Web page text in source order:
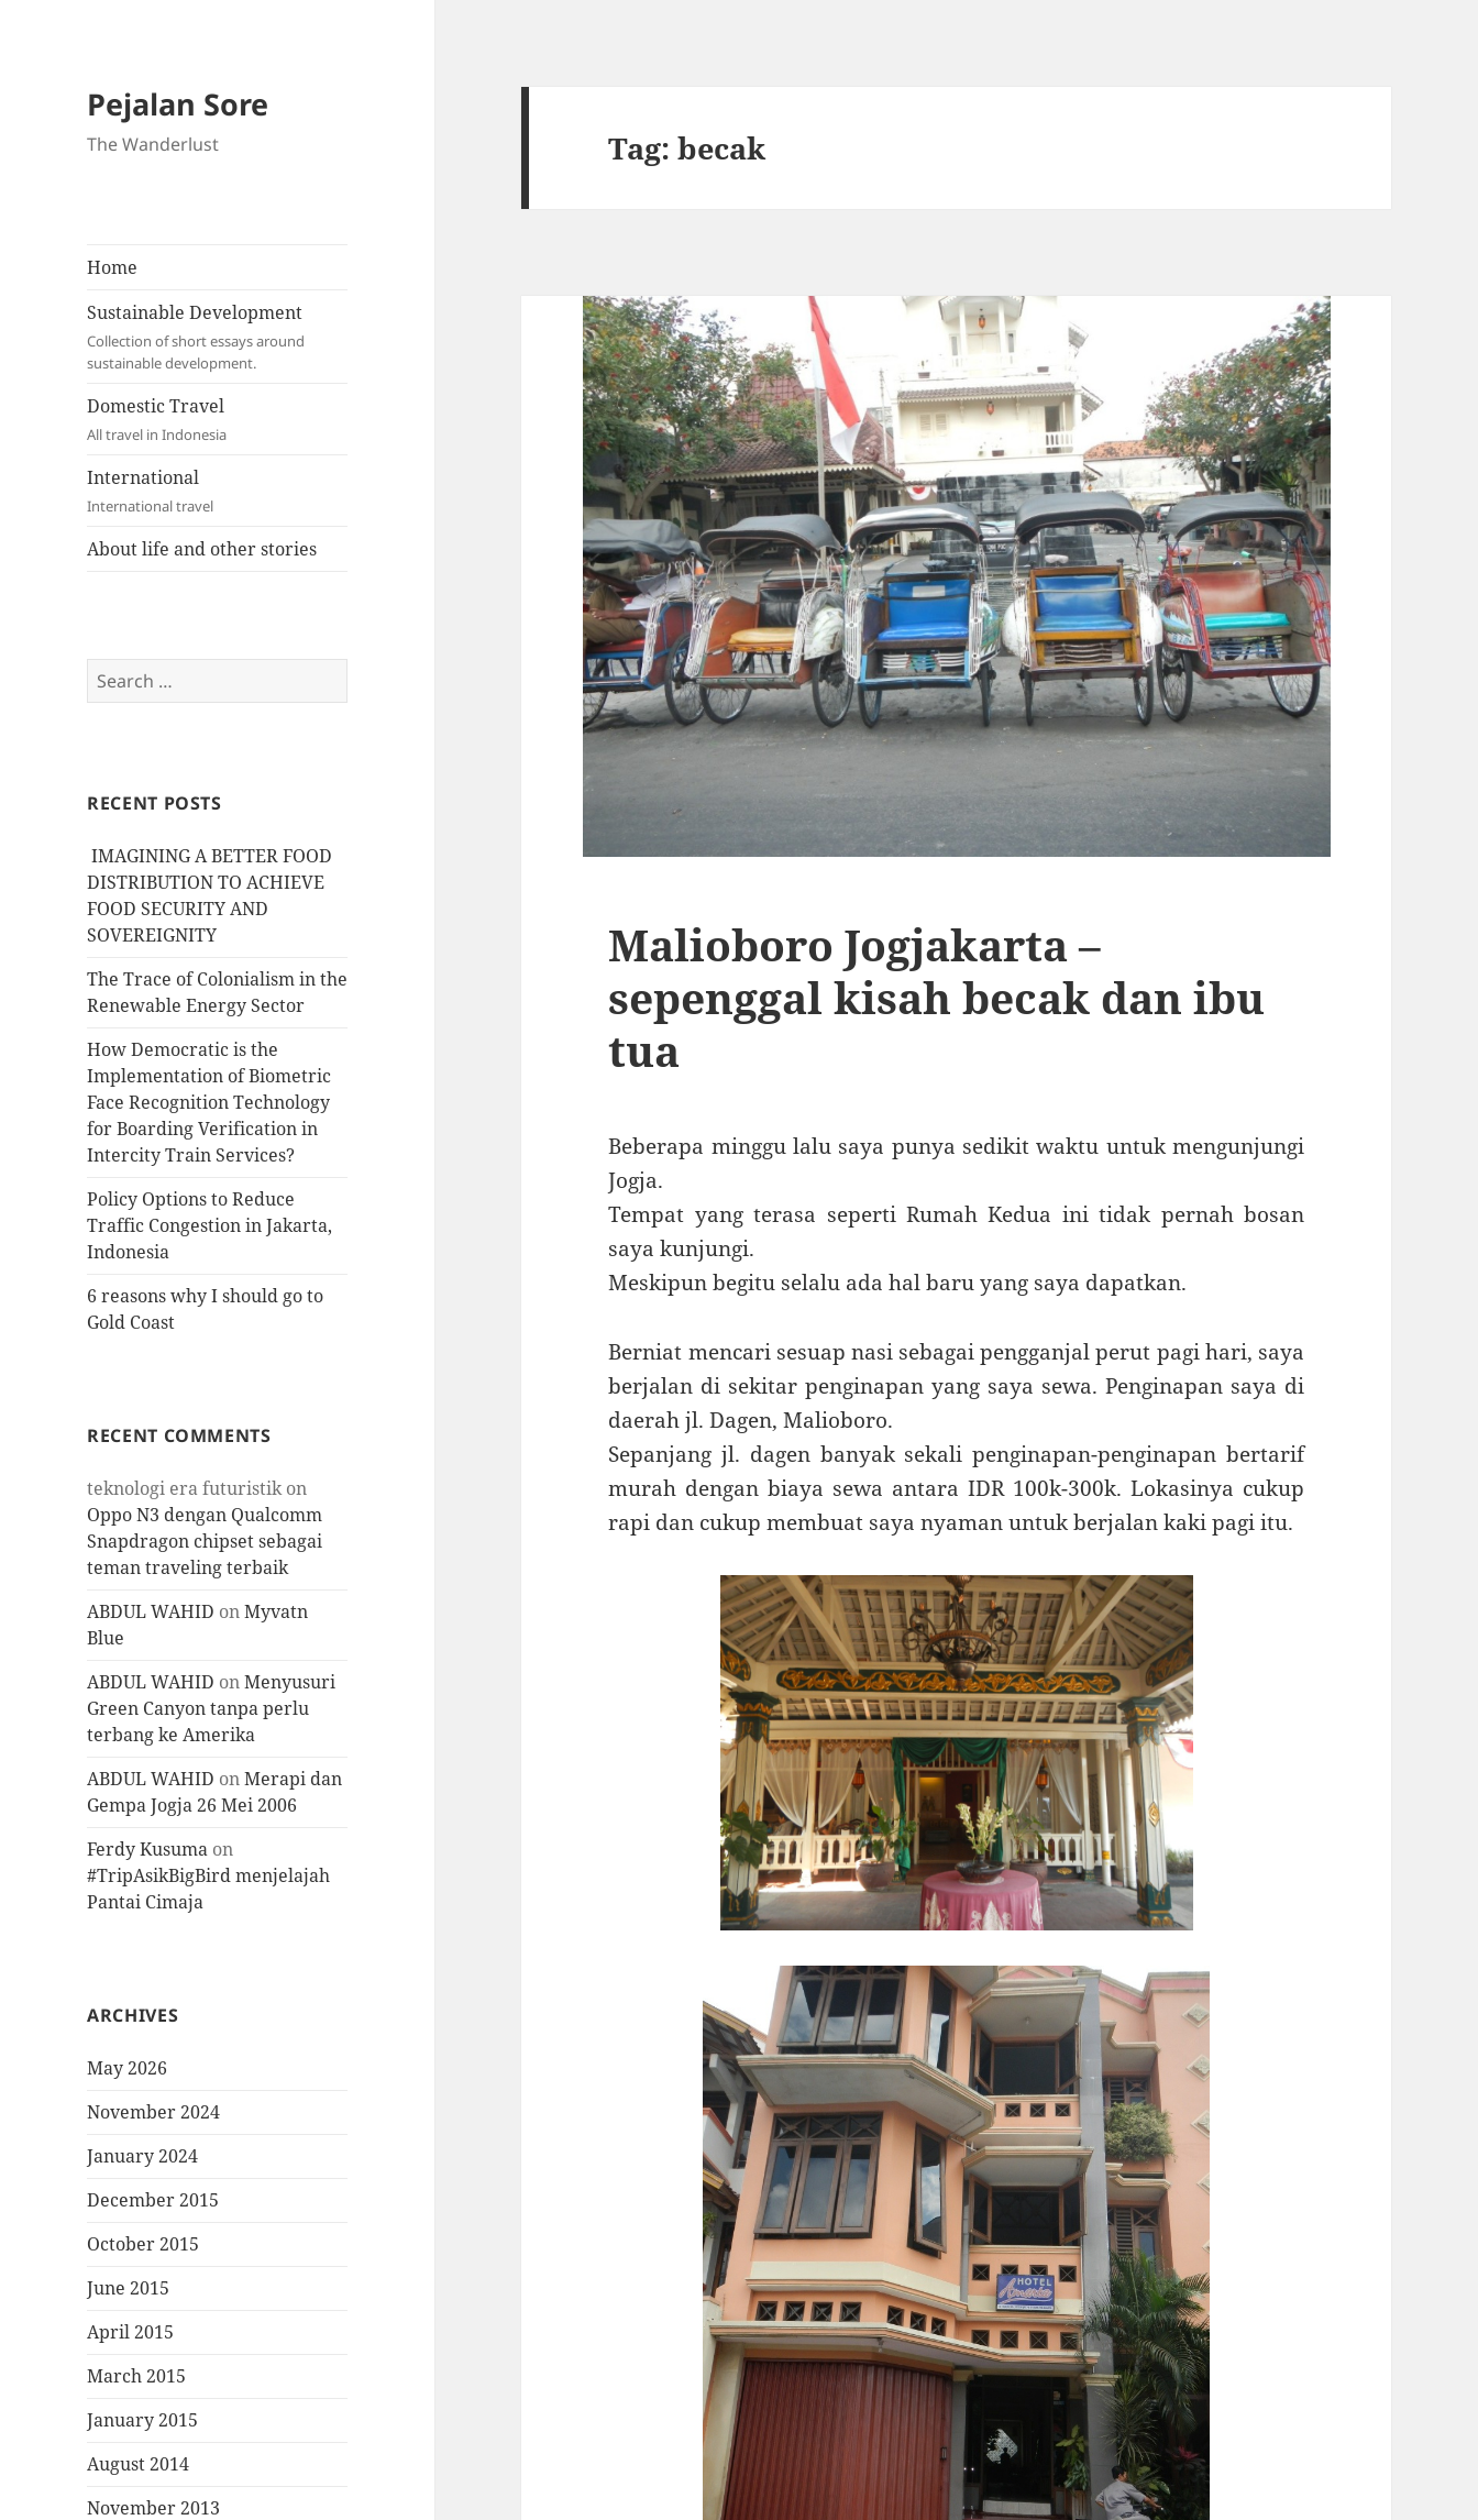
Pejalan Sore
The Wanderlust
Home
Sustainable Development
Collection of short essays around
sustainable development.
Domestic Travel
All travel in Indonesia
International
International travel
About life and other stories
Search
for:
RECENT POSTS
IMAGINING A BETTER FOOD
DISTRIBUTION TO ACHIEVE
FOOD SECURITY AND
SOVEREIGNITY
The Trace of Colonialism in the
Renewable Energy Sector
How Democratic is the
Implementation of Biometric
Face Recognition Technology
for Boarding Verification in
Intercity Train Services?
Policy Options to Reduce
Traffic Congestion in Jakarta,
Indonesia
6 reasons why I should go to
Gold Coast
RECENT COMMENTS
teknologi era futuristikon
Oppo N3 dengan Qualcomm
Snapdragon chipset sebagai
teman traveling terbaik
ABDUL WAHID onMyvatn
Blue
ABDUL WAHID onMenyusuri
Green Canyon tanpa perlu
terbang ke Amerika
ABDUL WAHID onMerapi dan
Gempa Jogja 26 Mei 2006
Ferdy Kusuma on
#TripAsikBigBird menjelajah
Pantai Cimaja
ARCHIVES
May 2026
November 2024
January 2024
December 2015
October 2015
June 2015
April 2015
March 2015
January 2015
August 2014
November 2013
Tag:becak
Malioboro Jogjakarta –
sepenggal kisah becak dan ibu
tua
Beberapa minggu lalu saya punya sedikit waktu untuk mengunjungi
Jogja.
Tempat yang terasa seperti Rumah Kedua ini tidak pernah bosan
saya kunjungi.
Meskipun begitu selalu ada hal baru yang saya dapatkan.
Berniat mencari sesuap nasi sebagai pengganjal perut pagi hari, saya
berjalan di sekitar penginapan yang saya sewa. Penginapan saya di
daerah jl. Dagen, Malioboro.
Sepanjang jl. dagen banyak sekali penginapan-penginapan bertarif
murah dengan biaya sewa antara IDR 100k-300k. Lokasinya cukup
rapi dan cukup membuat saya nyaman untuk berjalan kaki pagi itu.